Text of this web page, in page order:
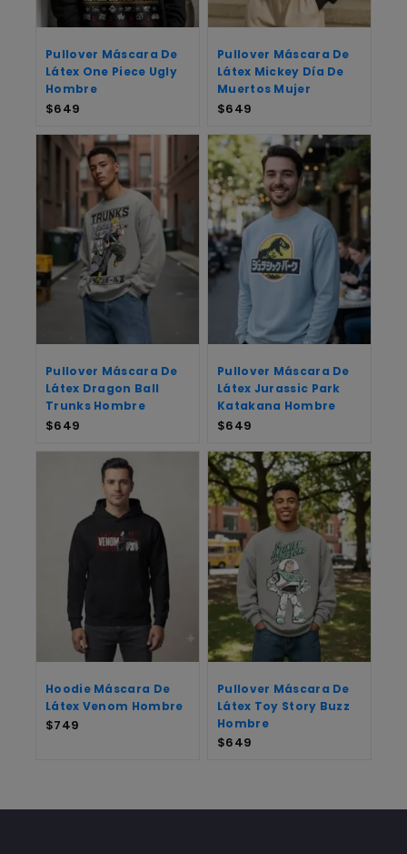
Pullover Máscara De
Látex One Piece Ugly
Hombre
$649
Pullover Máscara De
Látex Mickey Día De
Muertos Mujer
$649
Pullover Máscara De
Látex Dragon Ball
Trunks Hombre
$649
Pullover Máscara De
Látex Jurassic Park
Katakana Hombre
$649
Hoodie Máscara De
Látex Venom Hombre
$749
Pullover Máscara De
Látex Toy Story Buzz
Hombre
$649